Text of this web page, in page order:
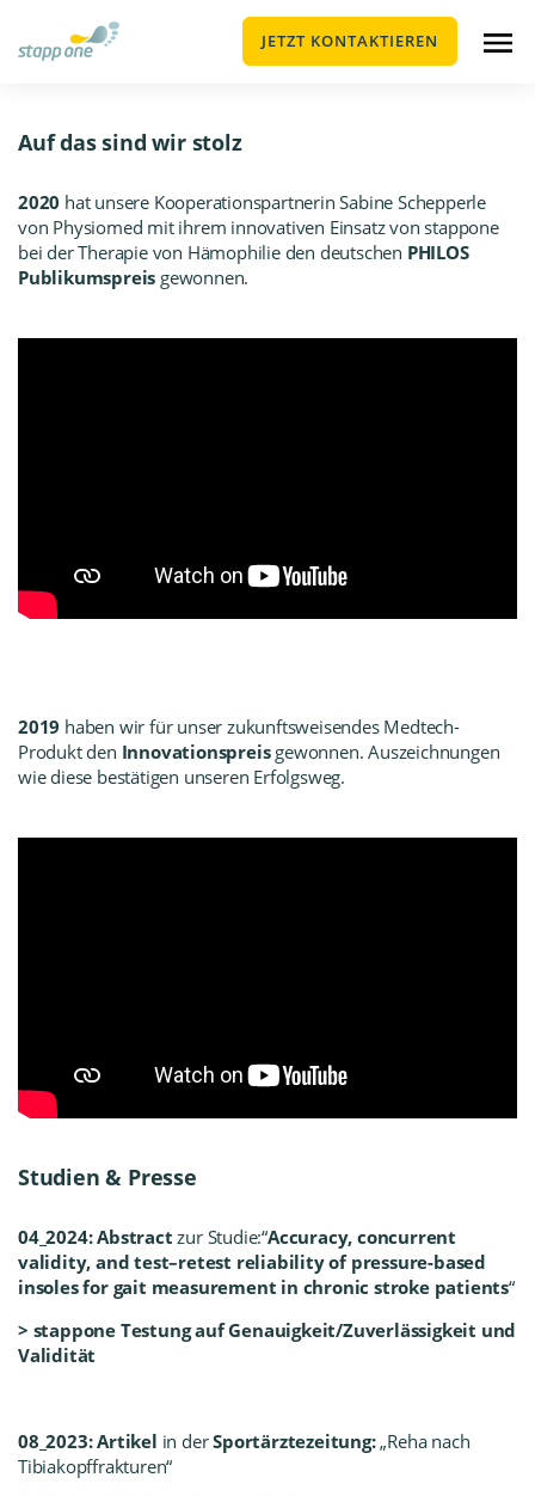
JETZT KONTAKTIEREN
Auf das sind wir stolz
2020 hat unsere Kooperationspartnerin Sabine Schepperle
von Physiomed mit ihrem innovativen Einsatz von stappone
bei der Therapie von Hämophilie den deutschen PHILOS
Publikumspreis gewonnen.
2019 haben wir für unser zukunftsweisendes Medtech-
Produkt den Innovationspreisgewonnen. Auszeichnungen
wie diese bestätigen unseren Erfolgsweg.
Studien & Presse
04_2024: Abstract zur Studie:“Accuracy, concurrent
validity, and test–retest reliability of pressure-based
insoles for gait measurement in chronic stroke patients“
> stappone Testung auf Genauigkeit/Zuverlässigkeit und
Validität
08_2023:Artikel in derSportärztezeitung:„Reha nach
Tibiakopffrakturen“